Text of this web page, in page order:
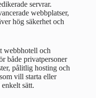
servrar.
webbplatser,
hög säkerhet och
webbhotell och
både privatpersoner
pålitlig hosting och
vill starta eller
sätt.